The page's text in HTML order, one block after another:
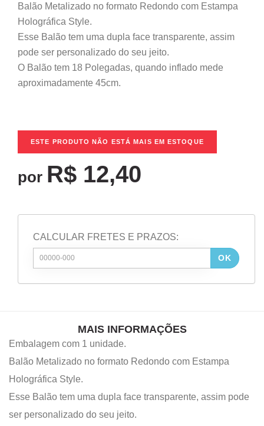
Balão Metalizado no formato Redondo com Estampa
Holográfica Style.
Esse Balão tem uma dupla face transparente, assim
pode ser personalizado do seu jeito.
O Balão tem 18 Polegadas, quando inflado mede
aproximadamente 45cm.
ESTE PRODUTO NÃO ESTÁ MAIS EM ESTOQUE
por R$ 12,40
CALCULAR FRETES E PRAZOS:
OK
MAIS INFORMAÇÕES
Embalagem com 1 unidade.
Balão Metalizado no formato Redondo com Estampa
Holográfica Style.
Esse Balão tem uma dupla face transparente, assim pode
ser personalizado do seu jeito.